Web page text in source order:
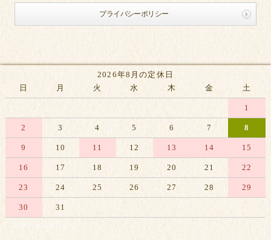
プライバシーポリシー
2026年8月の定休日
日
月 火 水 木 金 土
1
2 3 4 5 6 7 8
9 10 11 12 13 14 15
16 17 18 19 20 21 22
23 24 25 26 27 28 29
30 31
※赤字は休業日です